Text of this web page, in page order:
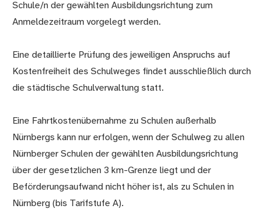
Schule/n der gewählten Ausbildungsrichtung zum
Anmeldezeitraum vorgelegt werden.
Eine detaillierte Prüfung des jeweiligen Anspruchs auf
Kostenfreiheit des Schulweges findet ausschließlich durch
die städtische Schulverwaltung statt.
Eine Fahrtkostenübernahme zu Schulen außerhalb
Nürnbergs kann nur erfolgen, wenn der Schulweg zu allen
Nürnberger Schulen der gewählten Ausbildungsrichtung
über der gesetzlichen 3 km-Grenze liegt und der
Beförderungsaufwand nicht höher ist, als zu Schulen in
Nürnberg (bis Tarifstufe A).